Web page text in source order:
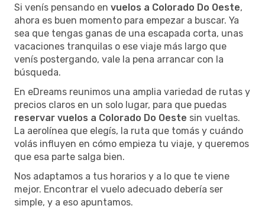
Si venís pensando en vuelos a Colorado Do Oeste,
ahora es buen momento para empezar a buscar. Ya
sea que tengas ganas de una escapada corta, unas
vacaciones tranquilas o ese viaje más largo que
venís postergando, vale la pena arrancar con la
búsqueda.
En eDreams reunimos una amplia variedad de rutas y
precios claros en un solo lugar, para que puedas
reservar vuelos a Colorado Do Oeste sin vueltas.
La aerolínea que elegís, la ruta que tomás y cuándo
volás influyen en cómo empieza tu viaje, y queremos
que esa parte salga bien.
Nos adaptamos a tus horarios y a lo que te viene
mejor. Encontrar el vuelo adecuado debería ser
simple, y a eso apuntamos.